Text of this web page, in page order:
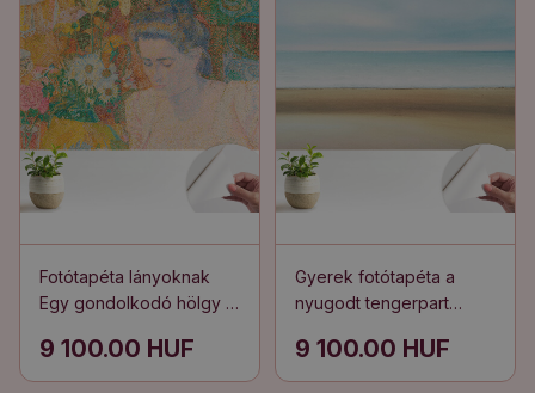
Fotótapéta lányoknak
Egy gondolkodó hölgy a
9 100.00 HUF
Gyerek fotótapéta a
nyugodt tengerpart
9 100.00 HUF